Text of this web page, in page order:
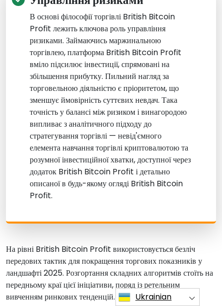
В основі філософії торгівлі British Bitcoin
Profit лежить ключова роль управління
ризиками. Займаючись маржинальною
торгівлею, платформа British Bitcoin Profit
вміло підсилює інвестиції, спрямовані на
збільшення прибутку. Пильний нагляд за
торговельною діяльністю є пріоритетом, що
зменшує ймовірність суттєвих невдач. Така
точність у балансі між ризиком і винагородою
випливає з аналітичного підходу до
стратегування торгівлі — невід'ємного
елемента навчання торгівлі криптовалютою та
розумної інвестиційної хватки, доступної через
додаток British Bitcoin Profit і детально
описаної в будь-якому огляді British Bitcoin
Profit.
На рівні British Bitcoin Profit використовується безліч
передових тактик для покращення торгових показників у
ландшафті 2025. Розгортання складних алгоритмів стоїть на
передньому краї цієї ініціативи, поряд із ретельним
вивченням ринкових тенденцій.
Ukrainian